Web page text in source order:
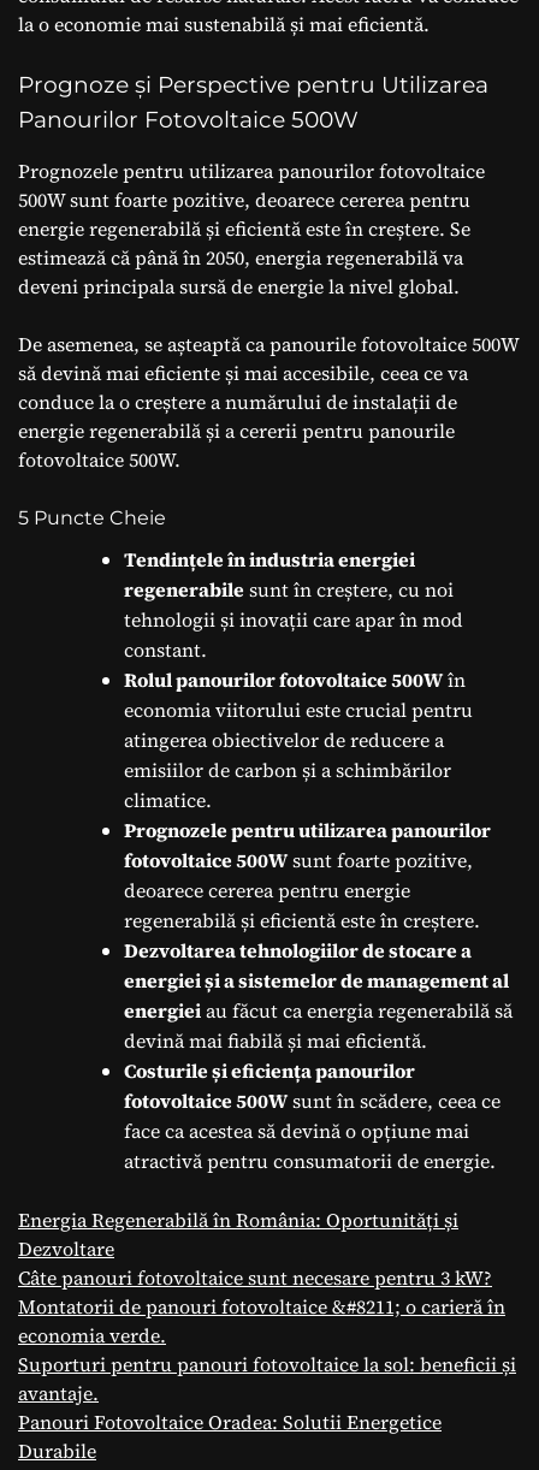
la o economie mai sustenabilă și mai eficientă.
Prognoze și Perspective pentru Utilizarea
Panourilor Fotovoltaice 500W
Prognozele pentru utilizarea panourilor fotovoltaice
500W sunt foarte pozitive, deoarece cererea pentru
energie regenerabilă și eficientă este în creștere. Se
estimează că până în 2050, energia regenerabilă va
deveni principala sursă de energie la nivel global.
De asemenea, se așteaptă ca panourile fotovoltaice 500W
să devină mai eficiente și mai accesibile, ceea ce va
conduce la o creștere a numărului de instalații de
energie regenerabilă și a cererii pentru panourile
fotovoltaice 500W.
5 Puncte Cheie
Tendințele în industria energiei
regenerabilesunt în creștere, cu noi
tehnologii și inovații care apar în mod
constant.
Rolul panourilor fotovoltaice 500Wîn
economia viitorului este crucial pentru
atingerea obiectivelor de reducere a
emisiilor de carbon și a schimbărilor
climatice.
Prognozele pentru utilizarea panourilor
fotovoltaice 500Wsunt foarte pozitive,
deoarece cererea pentru energie
regenerabilă și eficientă este în creștere.
Dezvoltarea tehnologiilor de stocare a
energiei și a sistemelor de management al
energieiau făcut ca energia regenerabilă să
devină mai fiabilă și mai eficientă.
Costurile și eficiența panourilor
fotovoltaice 500Wsunt în scădere, ceea ce
face ca acestea să devină o opțiune mai
atractivă pentru consumatorii de energie.
Energia Regenerabilă în România: Oportunități și
Dezvoltare
Câte panouri fotovoltaice sunt necesare pentru 3 kW?
Montatorii de panouri fotovoltaice &#8211; o carieră în
economia verde.
Suporturi pentru panouri fotovoltaice la sol: beneficii și
avantaje.
Panouri Fotovoltaice Oradea: Solutii Energetice
Durabile